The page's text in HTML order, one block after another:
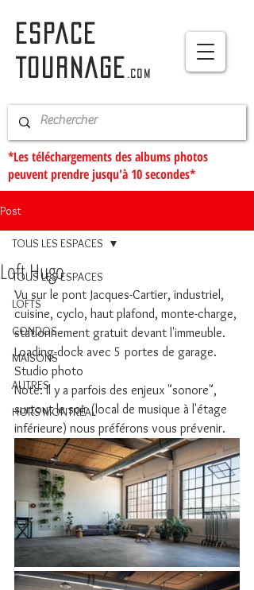
ESPACE
TOURNAGE
.com
*Les téléchargements des albums photos
peuvent prendre jusqu'à 10 secondes*
Post
TOUS LES ESPACES
LOFTS
CONDOS
MAISONS
AUTRES
HORS MONTRÉAL
TOUS LES ESPACES
Loft Hugo
Vu sur le pont Jacques-Cartier, industriel,
cuisine, cyclo, haut plafond, monte-charge,
stationnement gratuit devant l'immeuble.
Loading-dock avec 5 portes de garage.
Studio photo
Note: Il y a parfois des enjeux "sonore",
surtout le soir (local de musique à l'étage
inférieure) nous préférons vous prévenir.